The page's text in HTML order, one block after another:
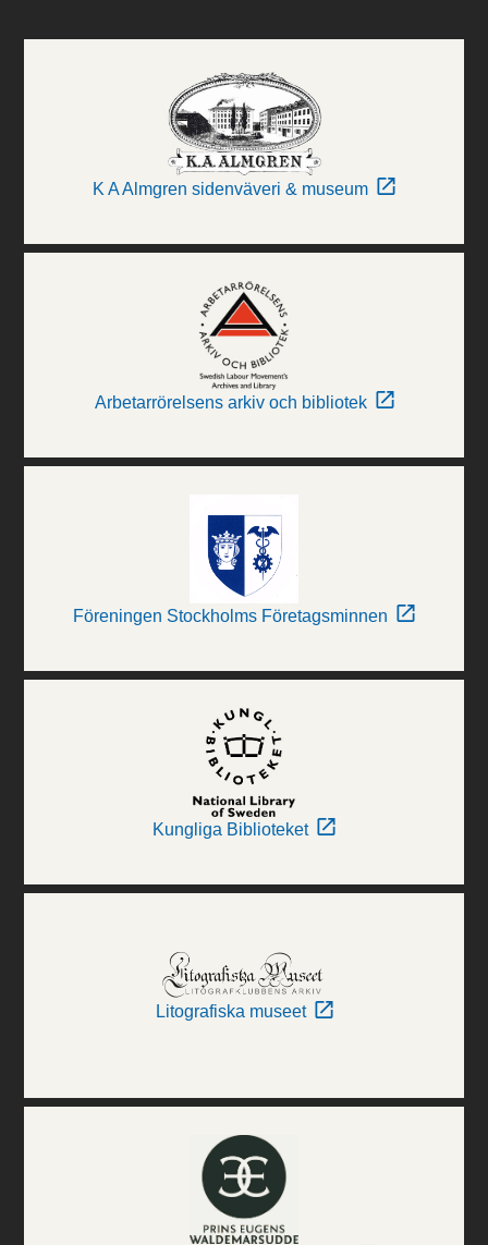
K A Almgren sidenväveri & museum
Arbetarrörelsens arkiv och bibliotek
Föreningen Stockholms Företagsminnen
Kungliga Biblioteket
Litografiska museet